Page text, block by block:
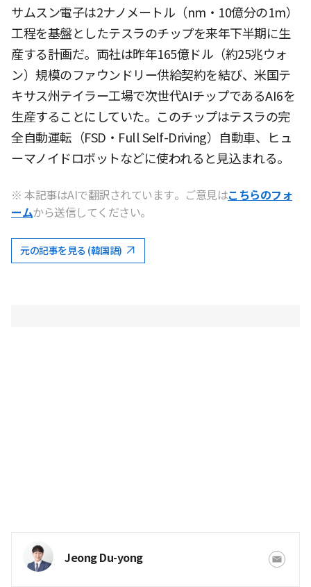
サムスン電子は2ナノメートル（nm・10億分の1m）
工程を基盤としたテスラのチップを来年下半期に生
産する計画だ。両社は昨年165億ドル（約25兆ウォ
ン）規模のファウンドリー供給契約を結び、米国テ
キサス州テイラー工場で次世代AIチップであるAI6を
生産することにしていた。このチップはテスラの完
全自動運転（FSD・Full Self-Driving）自動車、ヒュ
ーマノイドロボットなどに使われると見込まれる。
※ 本記事はAIで翻訳されています。ご意見はこちらのフォ
ームから送信してください。
元の記事を見る (韓国語)
Jeong Du-yong